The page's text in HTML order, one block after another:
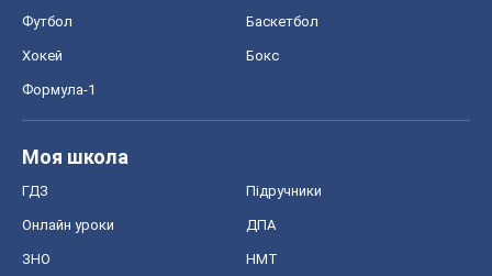
Футбол Баскетбол
Хокей Бокс
Формула-1
Моя школа
ГДЗ Підручники
Онлайн уроки ДПА
ЗНО НМТ